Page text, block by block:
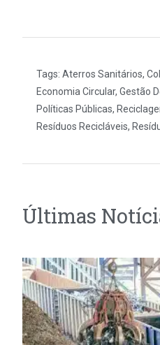
Tags:Aterros Sanitários,
Economia Circular,Gestão
Políticas Públicas,
Resíduos Recicláveis,
Últimas